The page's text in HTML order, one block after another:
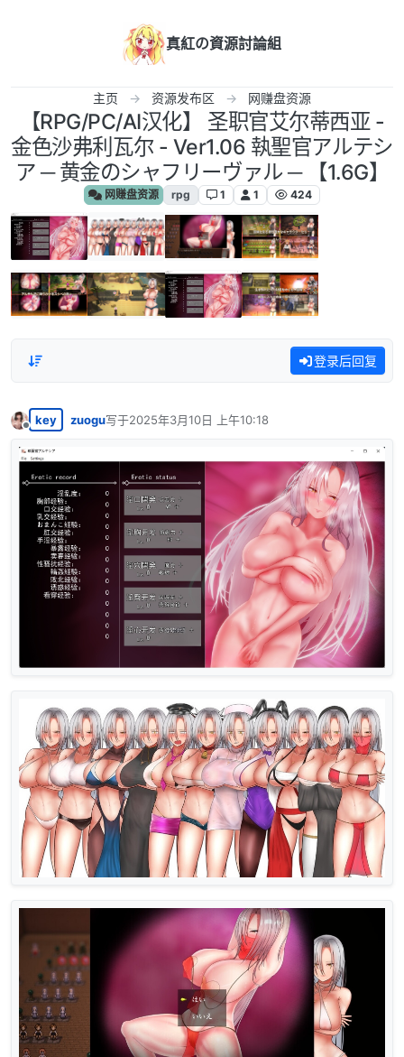
真紅の資源討論組
主页 资源发布区 网赚盘资源
【RPG/PC/AI汉化】 圣职官艾尔蒂西亚 -
金色沙弗利瓦尔 - Ver1.06 執聖官アルテシ
ア ─ 黄金のシャフリーヴァル ─ 【1.6G】
网赚盘资源 rpg 1 1 424
登录后回复
离线
key zuogu写于2025年3月10日 上午10:18
最后由 编辑